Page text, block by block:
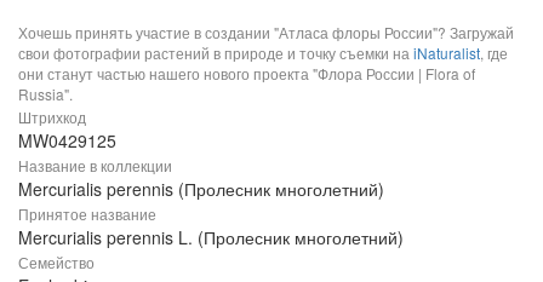
Хочешь принять участие в создании "Атласа флоры России"? Загружай
свои фотографии растений в природе и точку съемки на iNaturalist, где
они станут частью нашего нового проекта "Флора России | Flora of
Russia".
Штрихкод
MW0429125
Название в коллекции
Mercurialis perennis (Пролесник многолетний)
Принятое название
Mercurialis perennis L. (Пролесник многолетний)
Семейство